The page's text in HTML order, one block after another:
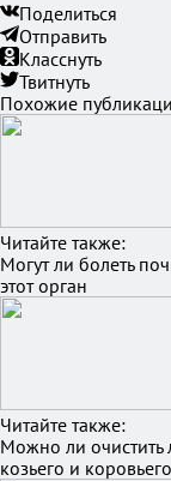
Поделиться
Отправить
Класснуть
Твитнуть
Похожие
Читайте также:
Могут ли болеть
этот орган
Читайте также:
Можно ли очистить
козьего и